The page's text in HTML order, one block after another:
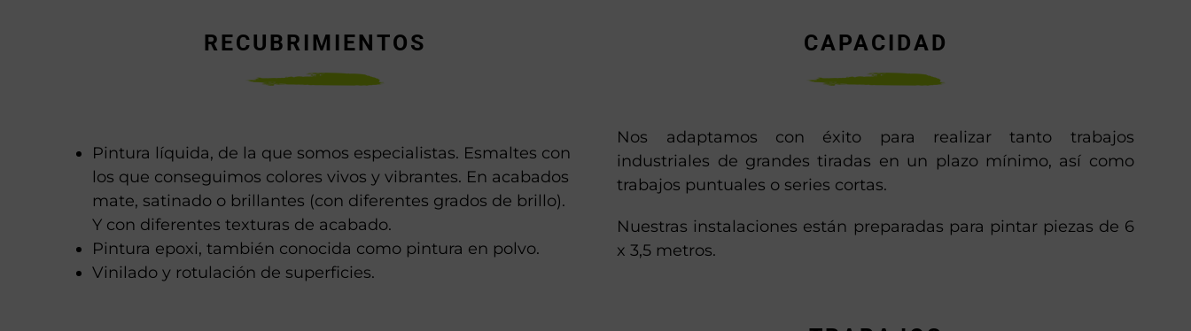
RECUBRIMIENTOS
Pintura líquida, de la que somos especialistas. Esmaltes con
los que conseguimos colores vivos y vibrantes. En acabados
mate, satinado o brillantes (con diferentes grados de brillo).
Y con diferentes texturas de acabado.
Pintura epoxi, también conocida como pintura en polvo.
Vinilado y rotulación de superficies.
CAPACIDAD
Nos adaptamos con éxito para realizar tanto trabajos
industriales de grandes tiradas en un plazo mínimo, así como
trabajos puntuales o series cortas.
Nuestras instalaciones están preparadas para pintar piezas de 6
x 3,5 metros.